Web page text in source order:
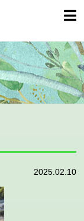
2025.02.10